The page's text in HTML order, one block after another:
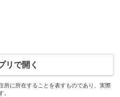
リで開く
に所在することを表すものであり、実際
。